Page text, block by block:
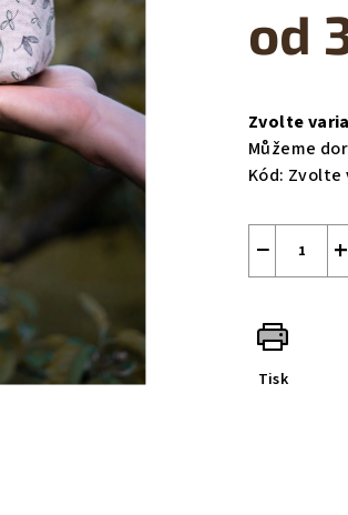
od
cena:
Zvolte
Můžeme
Kód: Zvolte
+
−
Tisk